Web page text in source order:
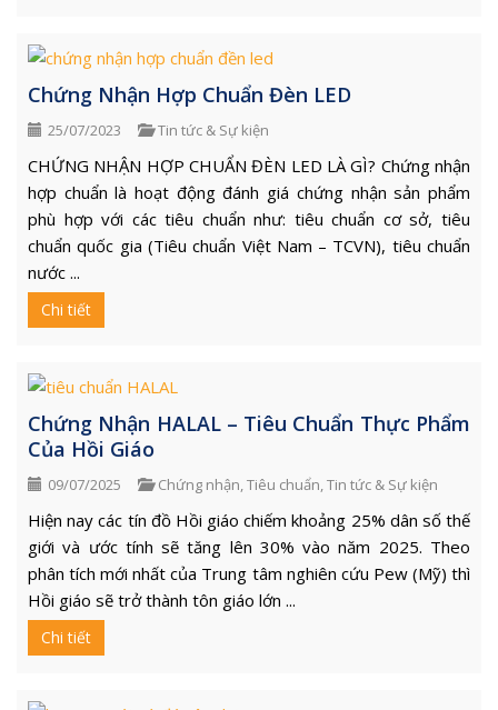
Chứng Nhận Hợp Chuẩn Đèn LED
25/07/2023 Tin tức & Sự kiện
CHỨNG NHẬN HỢP CHUẨN ĐÈN LED LÀ GÌ? Chứng nhận
hợp chuẩn là hoạt động đánh giá chứng nhận sản phẩm
phù hợp với các tiêu chuẩn như: tiêu chuẩn cơ sở, tiêu
chuẩn quốc gia (Tiêu chuẩn Việt Nam – TCVN), tiêu chuẩn
nước ...
Chi tiết
Chứng Nhận HALAL – Tiêu Chuẩn Thực Phẩm
Của Hồi Giáo
09/07/2025 Chứng nhận,Tiêu chuẩn,Tin tức & Sự kiện
Hiện nay các tín đồ Hồi giáo chiếm khoảng 25% dân số thế
giới và ước tính sẽ tăng lên 30% vào năm 2025. Theo
phân tích mới nhất của Trung tâm nghiên cứu Pew (Mỹ) thì
Hồi giáo sẽ trở thành tôn giáo lớn ...
Chi tiết